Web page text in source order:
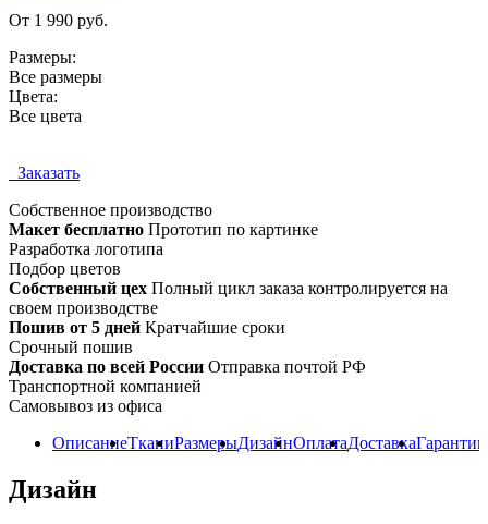
От 1 990 руб.
Размеры:
Все размеры
Цвета:
Все цвета
Заказать
Собственное производство
Макет бесплатно Прототип по картинке
Разработка логотипа
Подбор цветов
Собственный цех Полный цикл заказа контролируется на
своем производстве
Пошив от 5 дней Кратчайшие сроки
Срочный пошив
Доставка по всей России Отправка почтой РФ
Транспортной компанией
Самовывоз из офиса
ОписаниеТканиРазмерыДизайнОплатаДоставкаГарантии
Дизайн